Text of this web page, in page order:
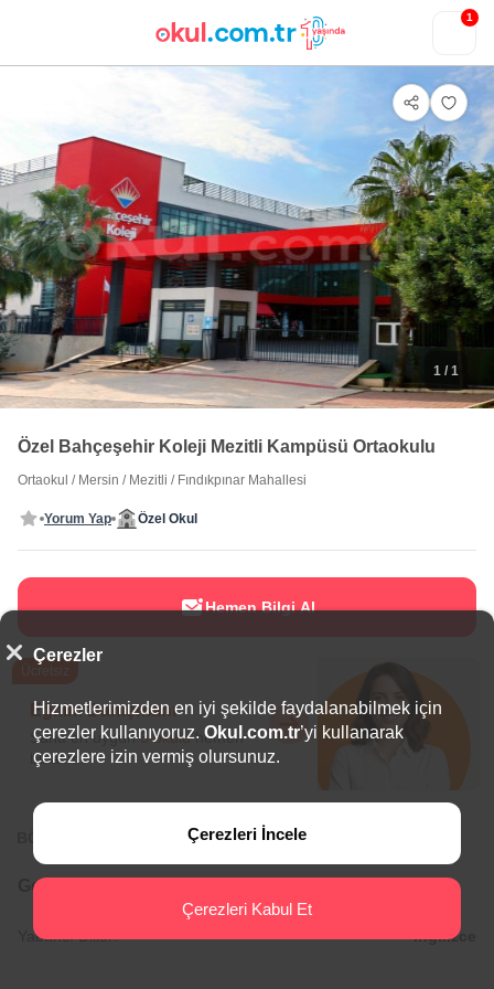
1
1 / 1
Özel Bahçeşehir Koleji Mezitli Kampüsü Ortaokulu
Ortaokul / Mersin / Mezitli / Fındıkpınar Mahallesi
Yorum Yap Özel Okul
Hemen Bilgi Al
Eğitim Danışmanı
Sana en uygun5 okuluhemen
bulalım.
BÖLGEDE ÖNE ÇIKAN OKULLAR
Genel Bilgiler
Yabancı Diller: İngilizce
Çerezler
Hizmetlerimizden en iyi şekilde faydalanabilmek için
çerezler kullanıyoruz. Okul.com.tr’yi kullanarak
çerezlere izin vermiş olursunuz.
Çerezleri İncele
Çerezleri Kabul Et